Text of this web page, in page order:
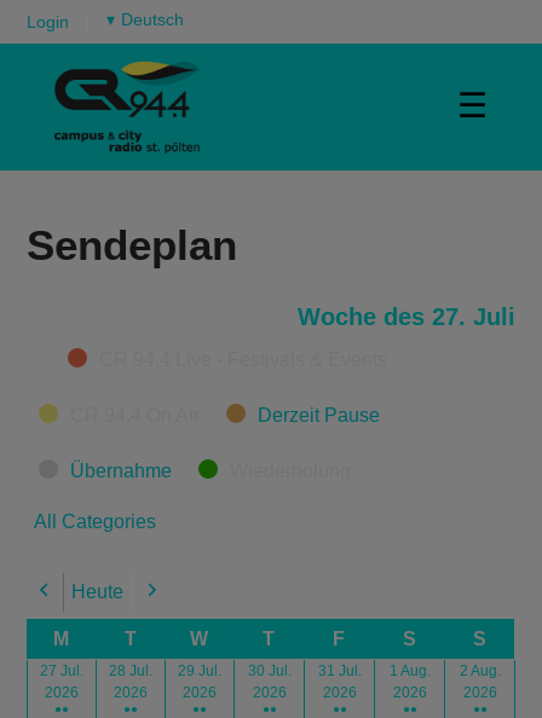
Login ▾
☰
Sendeplan
Woche des 27. Juli
Categories
Derzeit Pause
Übernahme
All Categories
Previous
Heute Next
M T W T F S S
27 Jul.
2026
●●
28 Jul.
2026
●●
29 Jul.
2026
●●
30 Jul.
2026
●●
31 Jul.
2026
●●
1 Aug.
2026
●●
2 Aug.
2026
●●